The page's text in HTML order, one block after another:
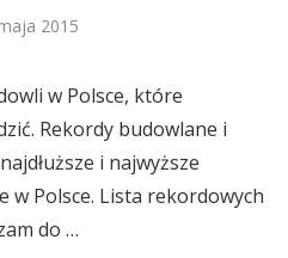
2015
w Polsce, które
Rekordy budowlane i
i najwyższe
Polsce. Lista rekordowych
do …